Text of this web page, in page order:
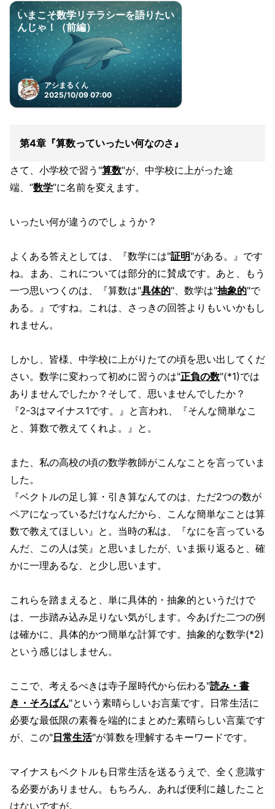
いまこそ数学リテラシーを語りたい
んじゃ！（前編）
アシまるくん
2025/10/09 07:00
第4章『算数っていったい何なのさ』
さて、小学校で習う"算数"が、中学校に上がった途
端、”数学”に名前を変えます。
いったい何が違うのでしょうか？
よくある答えとしては、『数学には"証明"がある。』です
ね。まあ、これについては部分的に賛成です。あと、もう
一つ思いつくのは、『算数は"具体的"、数学は"抽象的"で
ある。』ですね。これは、さっきの回答よりもいいかもし
れません。
しかし、皆様、中学校に上がりたての頃を思い出してくだ
さい。数学に変わって初めに習うのは"正負の数"(*1)では
ありませんでしたか？そして、思いませんでしたか？
『2-3はマイナス1です。』と言われ、『そんな簡単なこ
と、算数で教えてくれよ。』と。
また、私の高校の頃の数学教師がこんなことを言っていま
した。
『ベクトルの足し算・引き算なんてのは、ただ2つの数が
ペアになっているだけなんだから、こんな簡単なことは算
数で教えてほしい』と。当時の私は、『なにを言っている
んだ、この人は笑』と思いましたが、いま振り返ると、確
かに一理あるな、と少し思います。
これらを踏まえると、単に具体的・抽象的というだけで
は、一歩踏み込み足りない気がします。今あげた二つの例
は確かに、具体的かつ簡単な計算です。抽象的な数学(*2)
という感じはしません。
ここで、考えるべきは寺子屋時代から伝わる"読み・書
き・そろばん"という素晴らしいお言葉です。日常生活に
必要な最低限の素養を端的にまとめた素晴らしい言葉です
が、この"日常生活"が算数を理解するキーワードです。
マイナスもベクトルも日常生活を送るうえで、全く意識す
る必要がありません。もちろん、あれば便利に越したこと
はないですが。